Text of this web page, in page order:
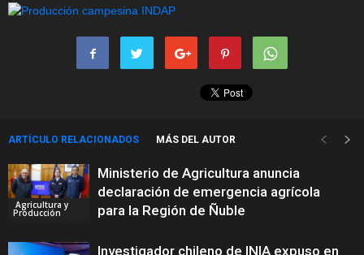
ARTÍCULO RELACIONADOS MÁS DEL AUTOR
Agricultura y
Producción
Ministerio de Agricultura anuncia
declaración de emergencia agrícola
para la Región de Ñuble
Investigador chileno de INIA expuso en